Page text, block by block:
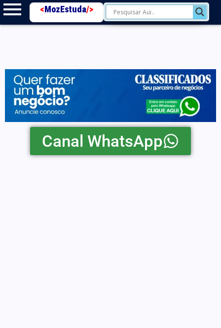
<MozEstuda/>
Canal WhatsApp